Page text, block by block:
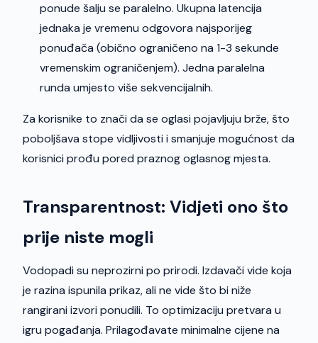
ponude šalju se paralelno. Ukupna latencija
jednaka je vremenu odgovora najsporijeg
ponuđača (obično ograničeno na 1-3 sekunde
vremenskim ograničenjem). Jedna paralelna
runda umjesto više sekvencijalnih.
Za korisnike to znači da se oglasi pojavljuju brže, što
poboljšava stope vidljivosti i smanjuje mogućnost da
korisnici prođu pored praznog oglasnog mjesta.
Transparentnost: Vidjeti ono što
prije niste mogli
Vodopadi su neprozirni po prirodi. Izdavači vide koja
je razina ispunila prikaz, ali ne vide što bi niže
rangirani izvori ponudili. To optimizaciju pretvara u
igru pogađanja. Prilagođavate minimalne cijene na